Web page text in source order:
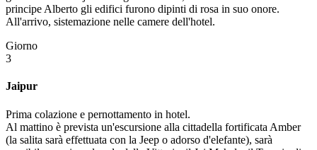
principe Alberto gli edifici furono dipinti di rosa in suo onore.
All'arrivo, sistemazione nelle camere dell'hotel.
Giorno
3
Jaipur
Prima colazione e pernottamento in hotel.
Al mattino è prevista un'escursione alla cittadella fortificata Amber
(la salita sarà effettuata con la Jeep o adorso d'elefante), sarà